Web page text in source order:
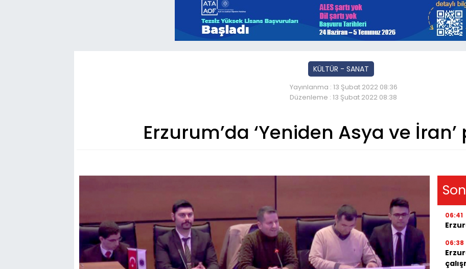
KÜLTÜR - SANAT
Yayınlanma : 13 Şubat 2022 08:36
Düzenleme : 13 Şubat 2022 08:38
Erzurum’da ‘Yeniden Asya ve
06:41
06:38